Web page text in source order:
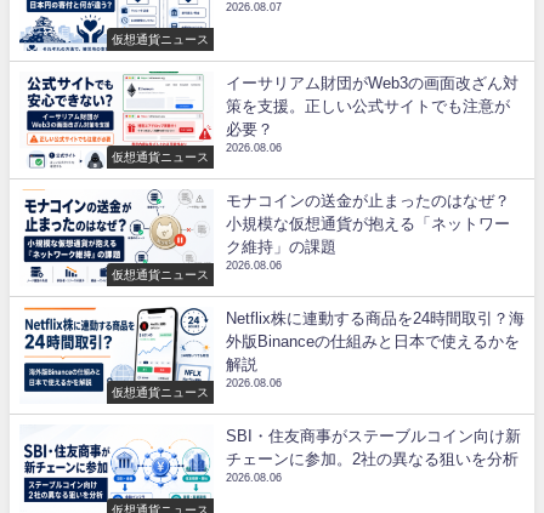
仮想通貨ニュース
2026.08.07
仮想通貨ニュース
イーサリアム財団がWeb3の画面改ざん対
策を支援。正しい公式サイトでも注意が
必要？
2026.08.06
仮想通貨ニュース
モナコインの送金が止まったのはなぜ？
小規模な仮想通貨が抱える「ネットワー
ク維持」の課題
2026.08.06
仮想通貨ニュース
Netflix株に連動する商品を24時間取引？海
外版Binanceの仕組みと日本で使えるかを
解説
2026.08.06
仮想通貨ニュース
SBI・住友商事がステーブルコイン向け新
チェーンに参加。2社の異なる狙いを分析
2026.08.06